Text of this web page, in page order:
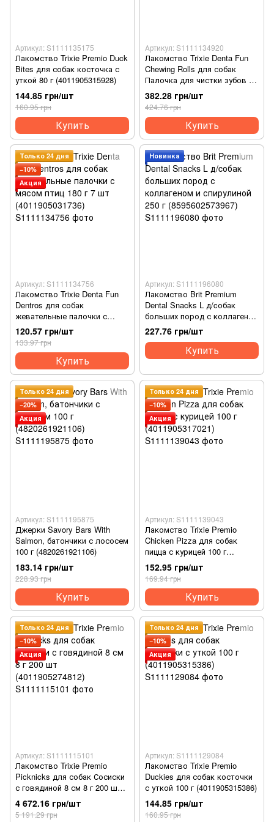
Артикул: S1111135175
Лакомство Trixie Premio Duck
Bites для собак косточка с
уткой 80 г (4011905315928)
144.85 грн/шт
160.95 грн
Купить
Артикул: S1111134920
Лакомство Trixie Denta Fun
Chewing Rolls для собак
Палочка для чистки зубов с
уткой 28 см 250 г 3 шт
(4011905313740)
382.28 грн/шт
424.76 грн
Купить
Только 24 дня
−10%
Акция
Артикул: S1111134756
Лакомство Trixie Denta Fun
Dentros для собак
жевательные палочки с
мясом птиц 180 г 7 шт
(4011905031736)
120.57 грн/шт
133.97 грн
Купить
Новинка
Артикул: S1111196080
Лакомство Brit Premium
Dental Snacks L д/cобак
больших пород с коллагеном
и спирулиной 250 г
(8595602573967)
227.76 грн/шт
Купить
Только 24 дня
−20%
Акция
Артикул: S1111195875
Джерки Savory Bars With
Salmon, батончики с лососем
100 г (4820261921106)
183.14 грн/шт
228.93 грн
Купить
Только 24 дня
−10%
Акция
Артикул: S1111139043
Лакомство Trixie Premio
Chicken Pizza для собак
пицца с курицей 100 г
(4011905317021)
152.95 грн/шт
169.94 грн
Купить
Только 24 дня
−10%
Акция
Артикул: S1111115101
Лакомство Trixie Premio
Picknicks для собак Сосиски
с говядиной 8 см 8 г 200 шт
(4011905274812)
4 672.16 грн/шт
5 191.29 грн
Только 24 дня
−10%
Акция
Артикул: S1111129084
Лакомство Trixie Premio
Duckies для собак косточки
с уткой 100 г (4011905315386)
144.85 грн/шт
160.95 грн